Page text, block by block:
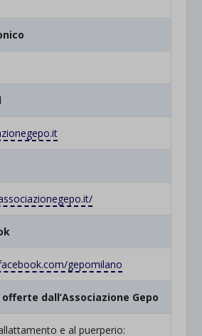
gepomilano
dall’Associazione Gepo
e al puerperio: